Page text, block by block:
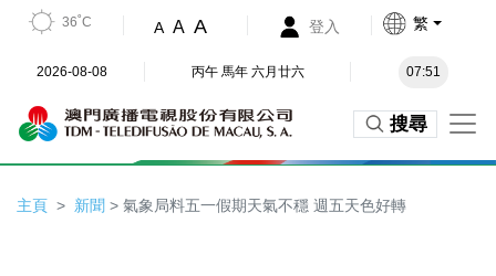
36˚C A A A 登入 繁
2026-08-08 丙午 馬年 六月廿六 07:51
搜尋
主頁 新聞 > 氣象局料五一假期天氣不穩 週五天色好轉